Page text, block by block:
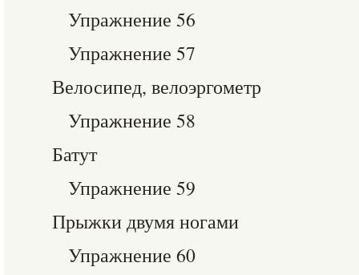
Упражнение 56
Упражнение 57
Велосипед, велоэргометр
Упражнение 58
Батут
Упражнение 59
Прыжки двумя ногами
Упражнение 60